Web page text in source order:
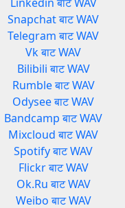
Snapchat बाट WAV
Telegram बाट WAV
Vk बाट WAV
Bilibili बाट WAV
Rumble बाट WAV
Odysee बाट WAV
Bandcamp बाट WAV
Mixcloud बाट WAV
Spotify बाट WAV
Flickr बाट WAV
Ok.Ru बाट WAV
Weibo बाट WAV